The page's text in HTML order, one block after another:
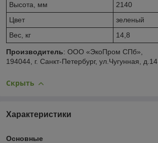
Высота, мм
2140
Цвет
зеленый
Вес, кг
14,8
Производитель: ООО «ЭкоПром СПб»,
194044, г. Санкт-Петербург, ул.Чугунная, д.14
Скрыть
Характеристики
Основные